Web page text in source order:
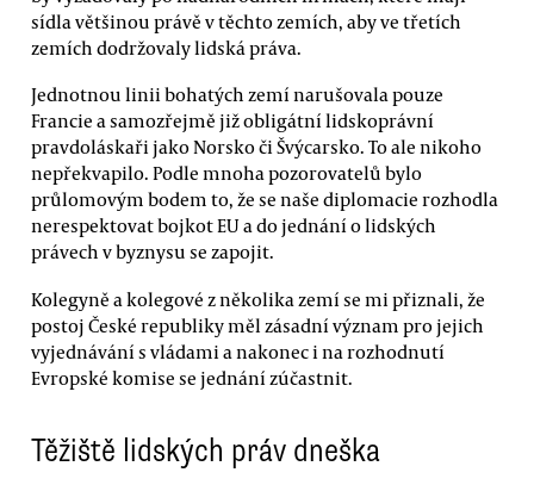
sídla většinou právě v těchto zemích, aby ve třetích
zemích dodržovaly lidská práva.
Jednotnou linii bohatých zemí narušovala pouze
Francie a samozřejmě již obligátní lidskoprávní
pravdoláskaři jako Norsko či Švýcarsko. To ale nikoho
nepřekvapilo. Podle mnoha pozorovatelů bylo
průlomovým bodem to, že se naše diplomacie rozhodla
nerespektovat bojkot EU a do jednání o lidských
právech v byznysu se zapojit.
Kolegyně a kolegové z několika zemí se mi přiznali, že
postoj České republiky měl zásadní význam pro jejich
vyjednávání s vládami a nakonec i na rozhodnutí
Evropské komise se jednání zúčastnit.
Těžiště lidských práv dneška